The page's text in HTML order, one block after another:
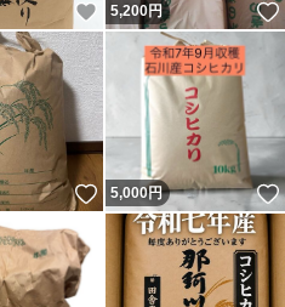
いいね！
5,200円
いいね！
5,000円